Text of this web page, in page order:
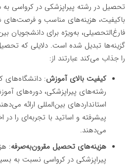
تحصیل در رشته پیراپزشکی در کرواسی به
باکیفیت، هزینه‌های مناسب و
فارغ‌التحصیلی، به‌ویژه برای دانشجویان
گزینه‌ها تبدیل شده است. دلایلی که
را جذاب می‌کند عبارتند از:
کیفیت بالای آموزش: دانشگاه‌های
رشته‌های پیراپزشکی، دوره‌های
استانداردهای بین‌المللی ارائه
پیشرفته و اساتید با تجربه‌ای را در
می‌دهند.
هزینه‌های تحصیل مقرون‌به‌صرفه:
پیراپزشکی در کرواسی نسبت به